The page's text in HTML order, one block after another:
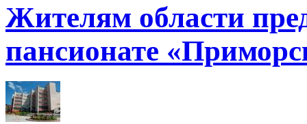
Жителям области
пансионате